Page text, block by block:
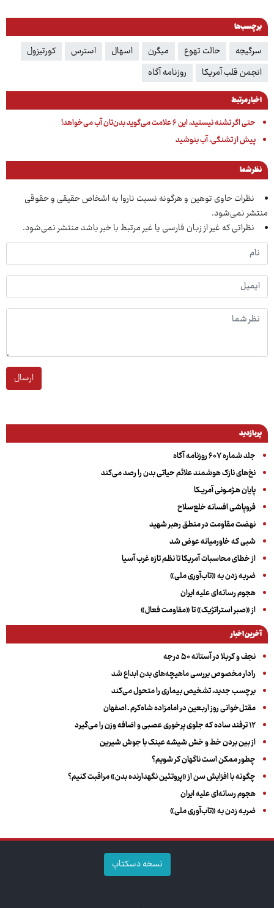
برچسب‌ها
سرگیجه حالت تهوع میگرن اسهال استرس
کورتیزول
انجمن قلب آمریکا
روزنامه آگاه
اخبار مرتبط
حتی اگر تشنه نیستید، این ۶ علامت می‌گوید بدن‌تان آب می‌خواهد!
پیش از تشنگی، آب بنوشید
نظر شما
نظرات حاوی توهین و هرگونه نسبت ناروا به اشخاص حقیقی و حقوقی
منتشر نمی‌شود.
نظراتی که غیر از زبان فارسی یا غیر مرتبط با خبر باشد منتشر نمی‌شود.
ارسال
پربازدید
جلد شماره ۶۰۷ روزنامه آگاه
نخ‌های نازک هوشمند علائم حیاتی بدن را رصد می‌کند
پایان هـژمـونی آمریـکا
فروپاشی افسانه خلع‌سلاح
نهضت مقاومت در منطق رهبر شهید
شبی که خاورمیانه عوض شد
از خطای محاسبات آمریکا تا نظم تازه غرب آسیا
ضربه زدن به «تاب‌آوری ملی»
هجوم رسانه‌ای علیه ایران
از «صبر استراتژیک» تا «مقاومت فعال»
آخرین اخبار
نجف و کربلا در آستانه ۵۰ درجه
رادار مخصوص بررسی ماهیچه‌های بدن ابداع شد
برچسب جدید، تشخیص بیماری را متحول می‌کند
مقتل‌خوانی روز اربعین در امامزاده شاه‌کرم ـ اصفهان
۱۲ ترفند ساده که جلوی پرخوری عصبی و اضافه ‌وزن را می‌گیرد
از بین بردن خط و خش شیشه عینک با جوش شیرین
چطور ممکن است ناگهان کر شویم؟
چگونه با افزایش سن از «پروتئین نگهدارنده بدن» مراقبت کنیم؟
هجوم رسانه‌ای علیه ایران
ضربه زدن به «تاب‌آوری ملی»
نسخه دسکتاپ